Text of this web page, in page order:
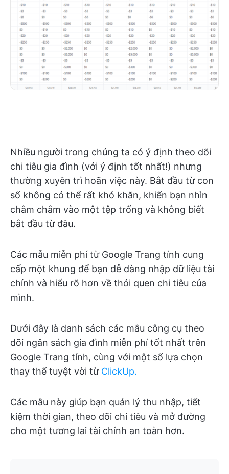
Nhiều người trong chúng ta có ý định theo dõi
chi tiêu gia đình (với ý định tốt nhất!) nhưng
thường xuyên trì hoãn việc này. Bắt đầu từ con
số không có thể rất khó khăn, khiến bạn nhìn
chằm chằm vào một tệp trống và không biết
bắt đầu từ đâu.
Các mẫu miễn phí từ Google Trang tính cung
cấp một khung để bạn dễ dàng nhập dữ liệu tài
chính và hiểu rõ hơn về thói quen chi tiêu của
mình.
Dưới đây là danh sách các mẫu công cụ theo
dõi ngân sách gia đình miễn phí tốt nhất trên
Google Trang tính, cùng với một số lựa chọn
thay thế tuyệt vời từ ClickUp.
Các mẫu này giúp bạn quản lý thu nhập, tiết
kiệm thời gian, theo dõi chi tiêu và mở đường
cho một tương lai tài chính an toàn hơn.